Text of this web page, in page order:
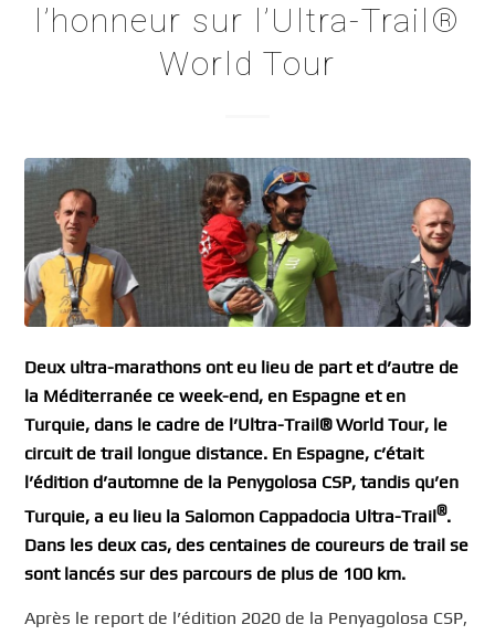
l’honneur sur l’Ultra-Trail®
World Tour
Deux ultra-marathons ont eu lieu de part et d’autre de
la Méditerranée ce week-end, en Espagne et en
Turquie, dans le cadre de l’Ultra-Trail® World Tour, le
circuit de trail longue distance. En Espagne, c’était
l’édition d’automne de la Penygolosa CSP, tandis qu’en
Turquie, a eu lieu la Salomon Cappadocia Ultra-Trail®.
Dans les deux cas, des centaines de coureurs de trail se
sont lancés sur des parcours de plus de 100 km.
Après le report de l’édition 2020 de la Penyagolosa CSP,